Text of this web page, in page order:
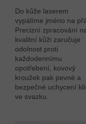
Do kůže laserem
vypálíme jméno na
Precizní zpracování
kvalitní kůži zaručuje
odolnost proti
každodennímu
opotřebení, kovový
kroužek pak pevné a
bezpečné uchycení
ve svazku.